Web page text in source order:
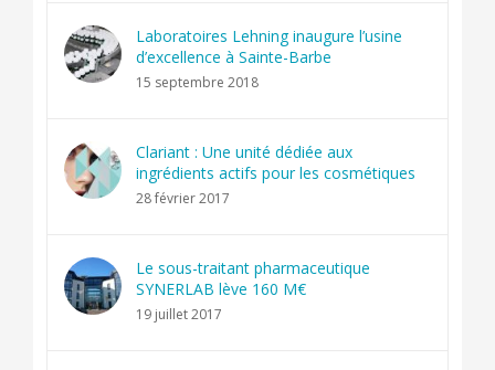
Laboratoires Lehning inaugure l’usine
d’excellence à Sainte-Barbe
15 septembre 2018
Clariant : Une unité dédiée aux
ingrédients actifs pour les cosmétiques
28 février 2017
Le sous-traitant pharmaceutique
SYNERLAB lève 160 M€
19 juillet 2017